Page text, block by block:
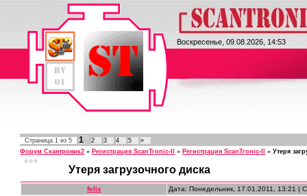
Воскресенье, 09.08.2026, 14:53
Страница1 из5 1 2 3 4 5
»
Форум Скантроник2 » Регистрация ScanTronic-II » Регистрация ScanTronic-II » Утеря
Утеря загрузочного диска
felix Дата: Понедельник, 17.01.2011, 13:21 |